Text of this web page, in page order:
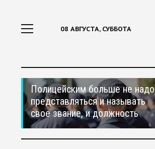
08 АВГУСТА, СУББОТА
Полицейским больше не надо
представляться и называть
свое звание, и должность